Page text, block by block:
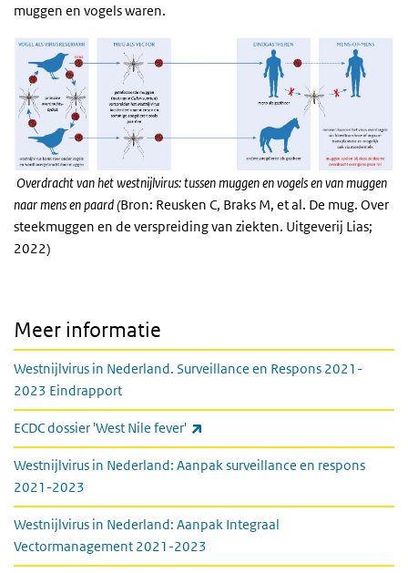
muggen en vogels waren.
Overdracht van het westnijlvirus: tussen muggen en vogels en van muggen
naar mens en paard (Bron: Reusken C, Braks M, et al. De mug. Over
steekmuggen en de verspreiding van ziekten. Uitgeverij Lias;
2022)
Meer informatie
Westnijlvirus in Nederland. Surveillance en Respons 2021-
2023 Eindrapport
ECDC dossier 'West Nile fever'
Westnijlvirus in Nederland: Aanpak surveillance en respons
2021-2023
Westnijlvirus in Nederland: Aanpak Integraal
Vectormanagement 2021-2023